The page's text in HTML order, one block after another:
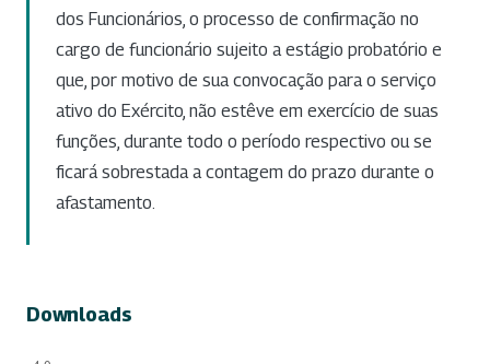
dos Funcionários, o processo de confirmação no
cargo de funcionário sujeito a estágio probatório e
que, por motivo de sua convocação para o serviço
ativo do Exército, não estêve em exercício de suas
funções, durante todo o período respectivo ou se
ficará sobrestada a contagem do prazo durante o
afastamento.
Downloads